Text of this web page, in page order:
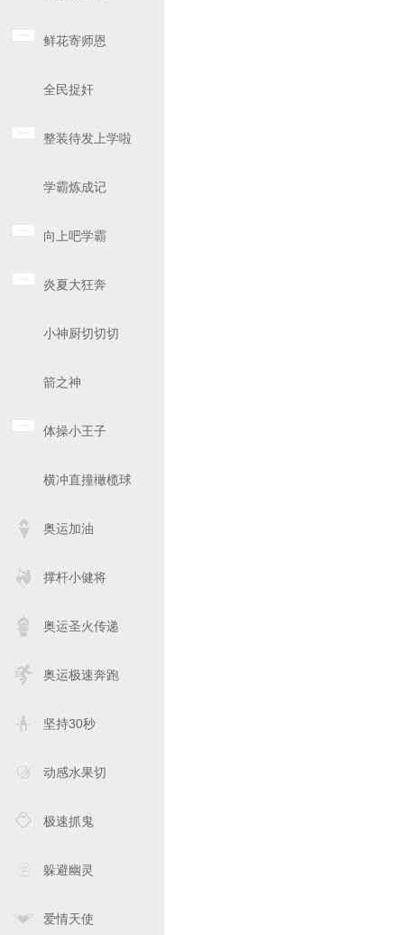
鲜花寄师恩
全民捉奸
整装待发上学啦
学霸炼成记
向上吧学霸
炎夏大狂奔
小神厨切切切
箭之神
体操小王子
横冲直撞橄榄球
奥运加油
撑杆小健将
奥运圣火传递
奥运极速奔跑
坚持30秒
动感水果切
极速抓鬼
躲避幽灵
爱情天使